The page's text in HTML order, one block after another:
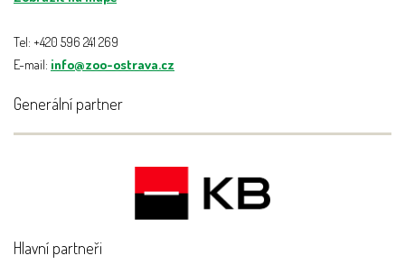
Tel: +420 596 241 269
E-mail: info@zoo-ostrava.cz
Generální partner
Hlavní partneři